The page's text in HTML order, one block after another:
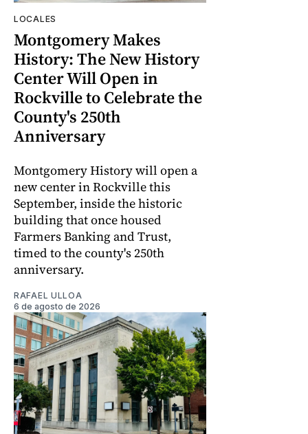
LOCALES
Montgomery Makes
History: The New History
Center Will Open in
Rockville to Celebrate the
County's 250th
Anniversary
Montgomery History will open a
new center in Rockville this
September, inside the historic
building that once housed
Farmers Banking and Trust,
timed to the county's 250th
anniversary.
RAFAEL ULLOA
6 de agosto de 2026